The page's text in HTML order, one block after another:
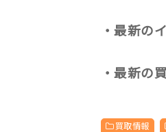
・最新の
・最新の
買取情報